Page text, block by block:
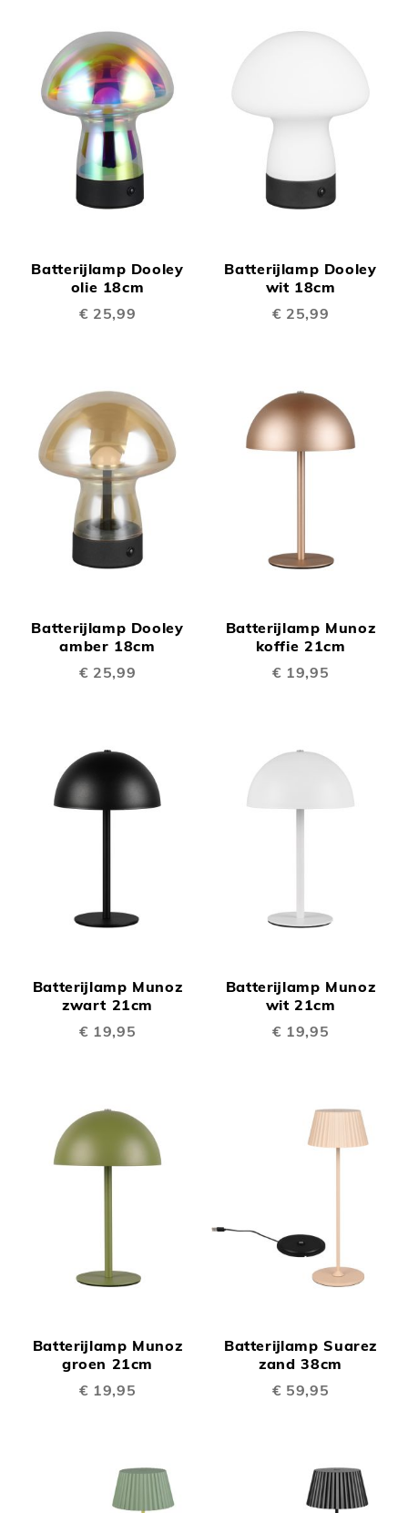
Batterijlamp Dooley
olie 18cm
€ 25,99
Batterijlamp Dooley
wit 18cm
€ 25,99
Batterijlamp Dooley
amber 18cm
€ 25,99
Batterijlamp Munoz
koffie 21cm
€ 19,95
Batterijlamp Munoz
zwart 21cm
€ 19,95
Batterijlamp Munoz
wit 21cm
€ 19,95
Batterijlamp Munoz
groen 21cm
€ 19,95
Batterijlamp Suarez
zand 38cm
€ 59,95